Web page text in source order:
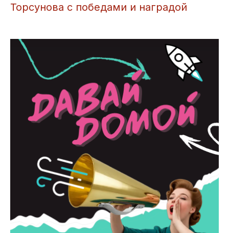
Торсунова с победами и наградой